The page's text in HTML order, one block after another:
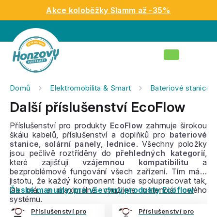
obsah
Akce koloběžky Slamm až -35%
Nákupní
Domů Elektromobilita & Smart Bateriové stanice
Další příslušenství EcoFlow
Příslušenství pro produkty EcoFlow zahrnuje širokou
škálu kabelů, příslušenství a doplňků pro bateriové
stanice, solární panely, lednice. Všechny položky
jsou pečlivě roztříděny do přehledných kategorií,
které zajišťují vzájemnou kompatibilitu a
bezproblémové fungování všech zařízení. Tím máte
jistotu, že každý komponent bude spolupracovat tak,
jak má, a maximálně využijete potenciál celého
systému.
České manuály: pro všechny produkty Ecoflow
Příslušenství pro
Příslušenství pro